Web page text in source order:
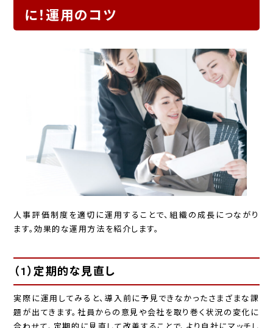
に！運用のコツ
人事評価制度を適切に運用することで、組織の成長につながり
ます。効果的な運用方法を紹介します。
（1）定期的な見直し
実際に運用してみると、導入前に予見できなかったさまざまな課
題が出てきます。社員からの意見や会社を取り巻く状況の変化に